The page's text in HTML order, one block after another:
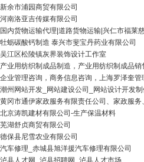
新余市浦园商贸有限公司
河南洛亚吉传媒有限公司
国内货物运输代理|道路货物运输|兴仁市福莱
牡蛎碳酸钙制造 泰兴市斐宝丹药业有限公司
吴江区松陵镇灰界装饰设计工作室
产业用纺织制成品制造，产业用纺织制成品销
企业管理咨询，商务信息咨询，上海罗泽奎管
潮州网站开发_网站建设公司_网站设计开发
黄冈市通伊家政服务有限责任公司、家政服务
北京涛凯建材有限公司-生产保温材料
芜湖舒贞商贸有限公司
德保县尼雪农业有限公司
汽车修理_赤城县旭洋援汽车修理有限公司
泸县人才网_泸县招聘网_泸县人才市场